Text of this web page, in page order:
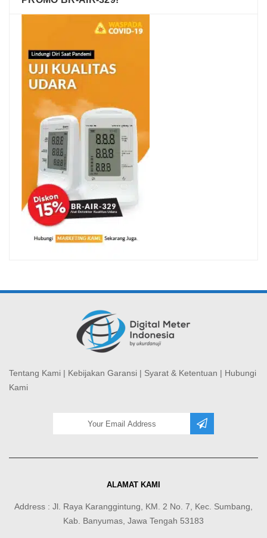
Tentang Kami | Kebijakan Garansi | Syarat & Ketentuan | Hubungi
Kami
ALAMAT KAMI
Address : Jl. Raya Karanggintung, KM. 2 No. 7, Kec. Sumbang,
Kab. Banyumas, Jawa Tengah 53183